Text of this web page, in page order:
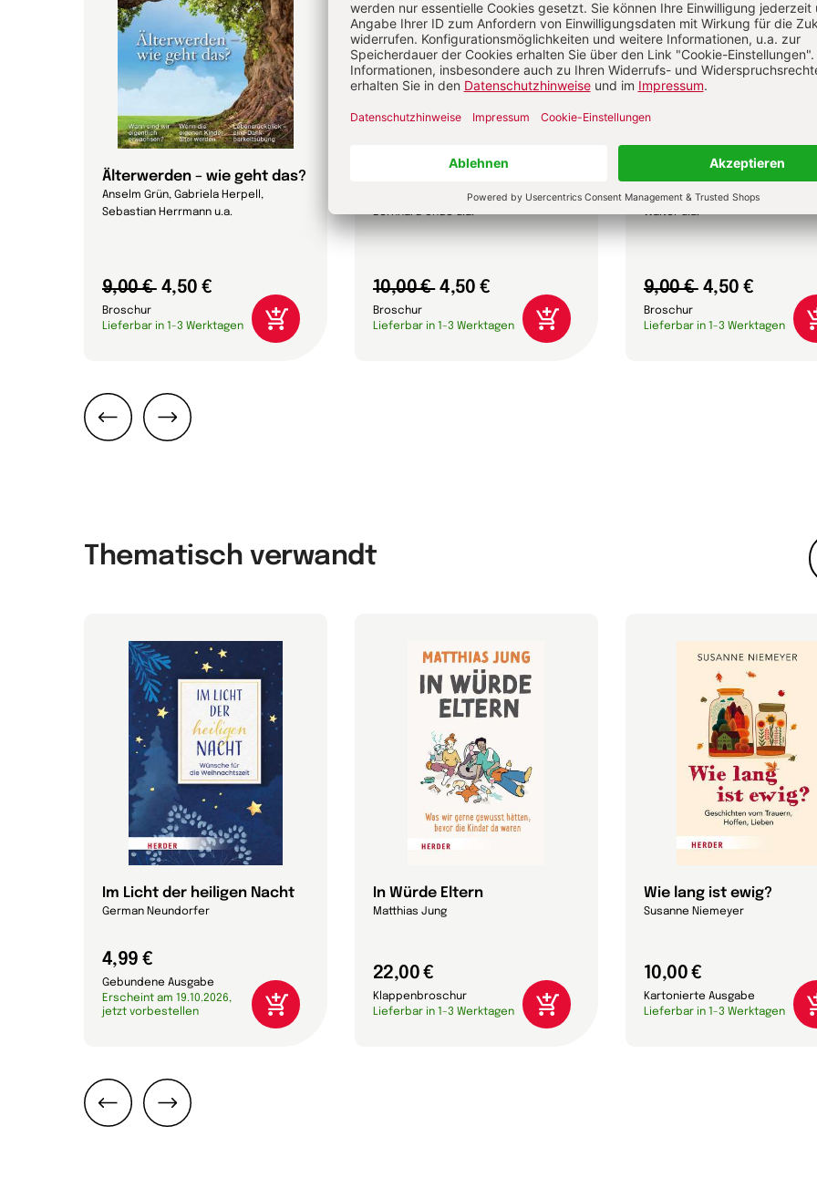
Älterwerden – wie geht das?
Anselm Grün, Gabriela Herpell,
Sebastian Herrmann u.a.
9,00 € 4,50 €
Broschur
Lieferbar in 1-3 Werktagen
Rudolf Walter, Julia Sterthoff,
Bernhard Uhde u.a.
10,00 € 4,50 €
Broschur
Lieferbar in 1-3 Werktagen
Anselm Grün, Lorenz Marti,
Walter u.a.
9,00 € 4,50 €
Broschur
Lieferbar in 1-3 Werktagen
Thematisch verwandt
Im Licht der heiligen Nacht
German Neundorfer
4,99 €
Gebundene Ausgabe
Erscheint am 19.10.2026,
jetzt vorbestellen
In Würde Eltern
Matthias Jung
22,00 €
Klappenbroschur
Lieferbar in 1-3 Werktagen
Wie lang ist ewig?
Susanne Niemeyer
10,00 €
Kartonierte Ausgabe
Lieferbar in 1-3 Werktagen